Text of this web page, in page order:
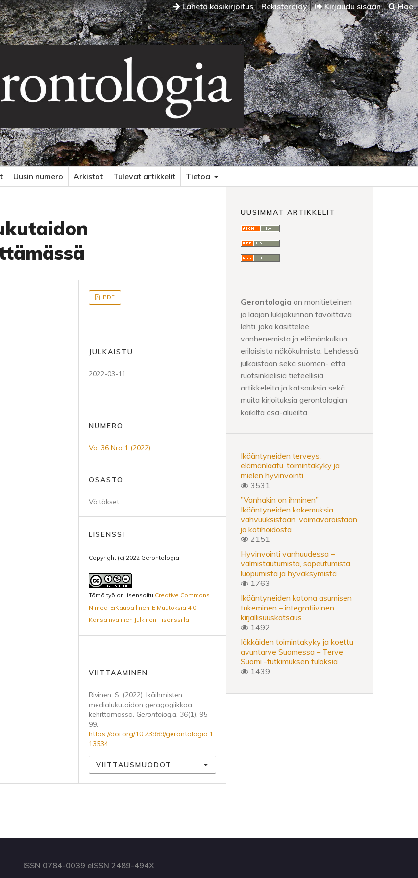
Lähetä käsikirjoitus Rekisteröidy Kirjaudu sisään Hae
Uusin numero Arkistot Tulevat artikkelit Tietoa
PDF
JULKAISTU
2022-03-11
NUMERO
Vol 36 Nro 1 (2022)
OSASTO
Väitökset
LISENSSI
Copyright (c) 2022 Gerontologia
Tämä työ on lisensoitu Creative Commons
Nimeä-EiKaupallinen-EiMuutoksia 4.0
Kansainvälinen Julkinen -lisenssillä.
VIITTAAMINEN
Rivinen, S. (2022). Ikäihmisten
medialukutaidon geragogiikkaa
kehittämässä. Gerontologia, 36(1), 95-
99.
https://doi.org/10.23989/gerontologia.1
13534
VIITTAUSMUODOT
UUSIMMAT ARTIKKELIT
Gerontologia on monitieteinen
ja laajan lukijakunnan tavoittava
lehti, joka käsittelee
vanhenemista ja elämänkulkua
erilaisista näkökulmista. Lehdessä
julkaistaan sekä suomen- että
ruotsinkielisiä tieteellisiä
artikkeleita ja katsauksia sekä
muita kirjoituksia gerontologian
kaikilta osa-alueilta.
Ikääntyneiden terveys,
elämänlaatu, toimintakyky ja
mielen hyvinvointi
3531
”Vanhakin on ihminen”
Ikääntyneiden kokemuksia
vahvuuksistaan, voimavaroistaan
ja kotihoidosta
2151
Hyvinvointi vanhuudessa –
valmistautumista, sopeutumista,
luopumista ja hyväksymistä
1763
Ikääntyneiden kotona asumisen
tukeminen – integratiivinen
kirjallisuuskatsaus
1492
Iäkkäiden toimintakyky ja koettu
avuntarve Suomessa – Terve
Suomi -tutkimuksen tuloksia
1439
ISSN 0784-0039 eISSN 2489-494X